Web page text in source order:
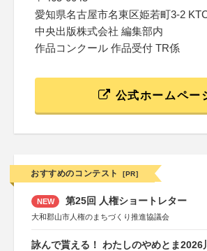
愛知県名古屋市名東区姫若町3-2
中央出版株式会社 編集部内
作品コンクール 作品受付 TR係
公式ホームペー
おすすめのコンテスト [PR]
NEW 第25回 人権ショートレター
大和郡山市人権のまちづくり推進協議会
詠んで貰える！ わたしのやめとま2026